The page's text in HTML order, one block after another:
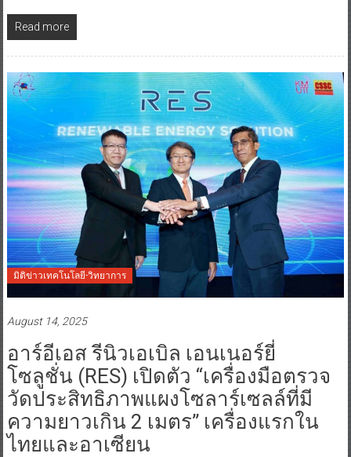
Read more
มิติข่าวเทคโนโลยี-วิทยาการ
August 14, 2025
อาร์อีเอส รีนิวเอเบิล เอนเนอร์ยี่
โซลูชั่น (RES) เปิดตัว “เครื่องมือตรวจ
วัดประสิทธิภาพแผงโซลาร์เซลล์ที่มี
ความยาวเกิน 2 เมตร” เครื่องแรกใน
ไทยและอาเซียน